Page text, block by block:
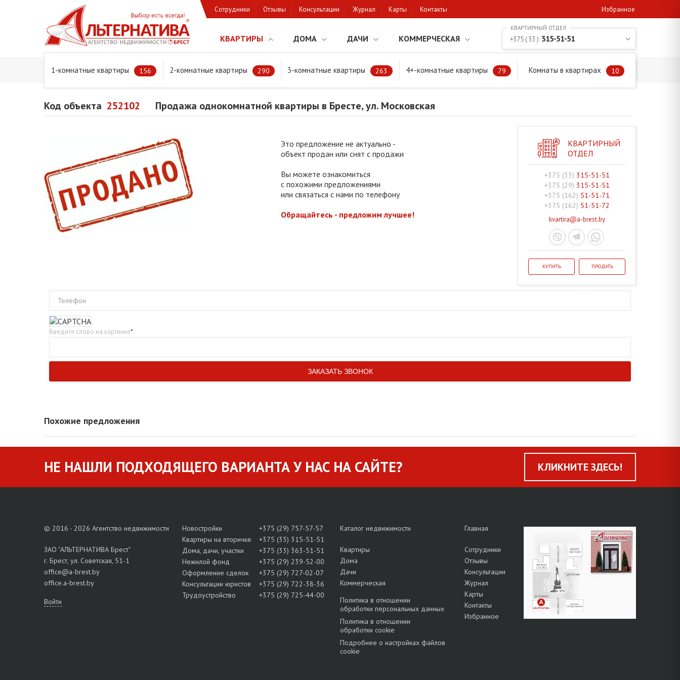
Сотрудники Отзывы Консультации Журнал Карты Контакты Избранное
КВАРТИРЫ ДОМА ДАЧИ КОММЕРЧЕСКАЯ
1-комнатные квартиры 156 2-комнатные квартиры 290 3-комнатные квартиры 263 4+-комнатные квартиры 79 Комнаты в квартирах 10
+375 ( 33 ) 315-51-51
Главная Предложения Квартиры Продажа однокомнатной квартиры в Бресте, ул. Московская
Код объекта 252102 Продажа однокомнатной квартиры в Бресте, ул. Московская
Это предложение не актуально -
объект продан или снят с продажи
Вы можете ознакомиться
с похожими предложениями
или связаться с нами по телефону
Обращайтесь - предложим лучшее!
КВАРТИРНЫЙ
ОТДЕЛ
+375 (33) 315-51-51
+375 (29) 315-51-51
+375 (162) 51-51-71
+375 (162) 51-51-72
kvartira@a-brest.by
КУПИТЬ ПРОДАТЬ
Телефон
Введите слово на картинке*
Похожие предложения
НЕ НАШЛИ ПОДХОДЯЩЕГО ВАРИАНТА У НАС НА САЙТЕ? КЛИКНИТЕ ЗДЕСЬ!
© 2016 - 2026 Агентство недвижимости
ЗАО "АЛЬТЕРНАТИВА Брест"
г. Брест, ул. Советская, 51-1
office@a-brest.by
office.a-brest.by
Войти
Новостройки
+375 (29) 757-57-57
Квартиры на вторичке
+375 (33) 315-51-51
Дома, дачи, участки
+375 (33) 363-51-51
Нежилой фонд
+375 (29) 239-52-00
Оформление сделок
+375 (29) 727-02-07
Консультации юристов
+375 (29) 722-38-36
Трудоустройство
+375 (29) 725-44-00
Каталог недвижимости
Квартиры
Дома
Дачи
Коммерческая
Политика в отношении
обработки персональных данных
Политика в отношении
обработки cookie
Подробнее о настройках файлов
cookie
Главная
Сотрудники
Отзывы
Консультации
Журнал
Карты
Контакты
Избранное